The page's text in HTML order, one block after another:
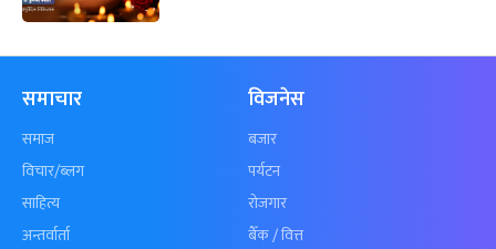
समाचार
समाज
विचार/ब्लग
साहित्य
अन्तर्वार्ता
विजनेस
बजार
पर्यटन
रोजगार
बैँक / वित्त